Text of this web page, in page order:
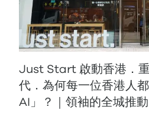
Just Start 啟動香港．
代．為何每一位香港人
AI」？｜領袖的全城推